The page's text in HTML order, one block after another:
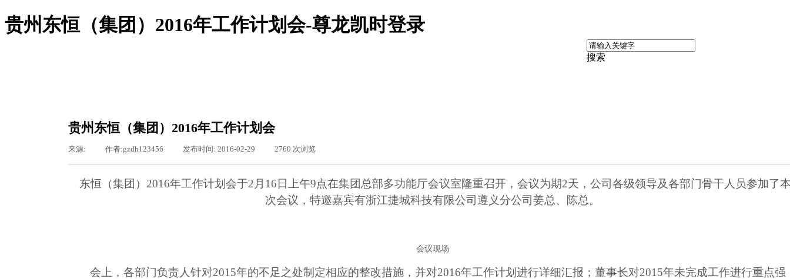
贵州东恒（集团）2016年工作计划会-尊龙凯时登录
搜索
组织机构
图片新闻
通知通告
工会专栏
贵州东恒（集团）2016年工作计划会
来源: 作者:gzdh123456 发布时间: 2016-02-29 2760 次浏览
东恒（集团） 2016年工作计划会于2 月 16 日上午9点在集团总部多功能厅会议室隆重召开，会议为期2天，公司各级领导及各部门骨干人员参加了
次会议，特邀嘉宾有浙江捷城科技有限公司遵义分公司姜总、陈总。
会议现场
会上，各部门负责人针对2015年的不足之处制定相应的整改措施，并对2016年工作计划进行详细汇报；董事长对2015年未完成工作进行重点强